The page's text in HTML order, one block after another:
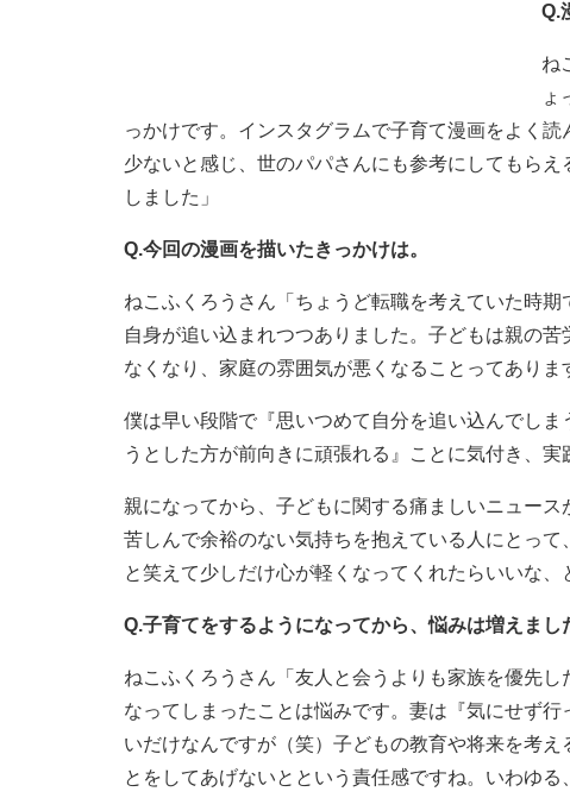
Q.
ね
ょ
っかけです。インスタグラムで子育て漫画をよく
少ないと感じ、世のパパさんにも参考にしてもら
しました」
Q.今回の漫画を描いたきっかけは。
ねこふくろうさん「ちょうど転職を考えていた時
自身が追い込まれつつありました。子どもは親の
なくなり、家庭の雰囲気が悪くなることってありま
僕は早い段階で『思いつめて自分を追い込んでし
うとした方が前向きに頑張れる』ことに気付き、
親になってから、子どもに関する痛ましいニュー
苦しんで余裕のない気持ちを抱えている人にとっ
と笑えて少しだけ心が軽くなってくれたらいいな、
Q.子育てをするようになってから、悩みは増えまし
ねこふくろうさん「友人と会うよりも家族を優先
なってしまったことは悩みです。妻は『気にせず
いだけなんですが（笑）子どもの教育や将来を考
とをしてあげないとという責任感ですね。いわゆ